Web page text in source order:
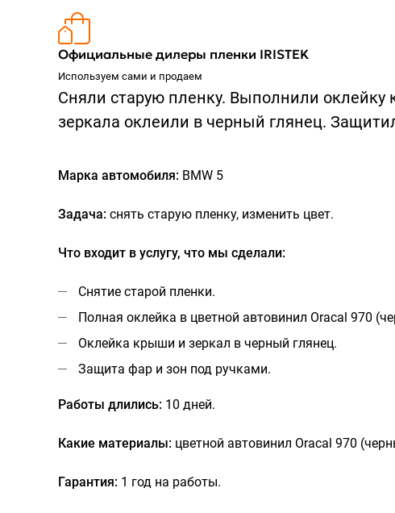
Официальные дилеры пленки IRISTEK
Используем сами и продаем
Сняли старую пленку. Выполнили оклейку
зеркала оклеили в черный глянец.
Марка автомобиля: BMW 5
Задача: снять старую пленку, изменить цвет.
Что входит в услугу, что мы сделали:
Снятие старой пленки.
Полная оклейка в цветной автовинил Oracal 970
Оклейка крыши и зеркал в черный глянец.
Защита фар и зон под ручками.
Работы длились: 10 дней.
Какие материалы: цветной автовинил Oracal 970
Гарантия: 1 год на работы.